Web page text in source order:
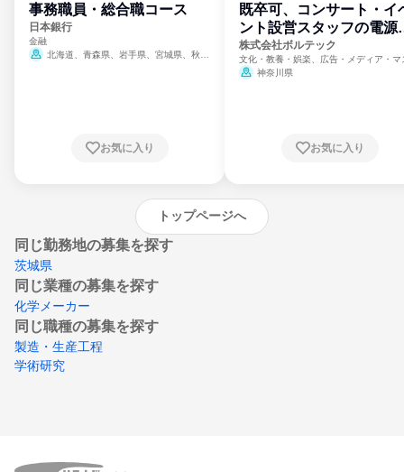
事務職員・総合職コース
日本銀行
金融
北海道、青森県、岩手県、宮城県、秋田
崎県、熊本県、大分県、宮崎県、鹿児島県、
お気に入り
既卒可、コンサート・イ
ント設営スタッフの電源
門
株式会社ボルテック
文化・教養・娯楽、広告・メディア・マ
ミ、電力・ガス・水道・エネルギー
神奈川県
お気に入り
トップページへ
同じ勤務地の募集を探す
茨城県
同じ業種の募集を探す
化学メーカー
同じ職種の募集を探す
製造・生産工程
学術研究